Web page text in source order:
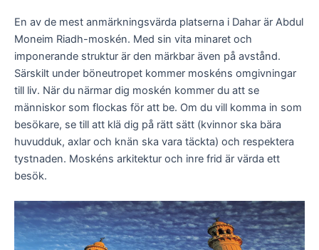
En av de mest anmärkningsvärda platserna i Dahar är Abdul
Moneim Riadh-moskén. Med sin vita minaret och
imponerande struktur är den märkbar även på avstånd.
Särskilt under böneutropet kommer moskéns omgivningar
till liv. När du närmar dig moskén kommer du att se
människor som flockas för att be. Om du vill komma in som
besökare, se till att klä dig på rätt sätt (kvinnor ska bära
huvudduk, axlar och knän ska vara täckta) och respektera
tystnaden. Moskéns arkitektur och inre frid är värda ett
besök.